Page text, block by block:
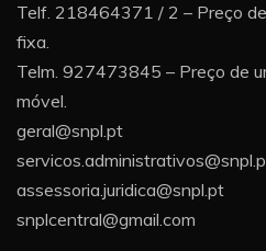
Telf. 218464371 / 2 – Preço
fixa.
Telm. 927473845 – Preço de
móvel.
geral@snpl.pt
assessoria.juridica@snpl.pt
snplcentral@gmail.com